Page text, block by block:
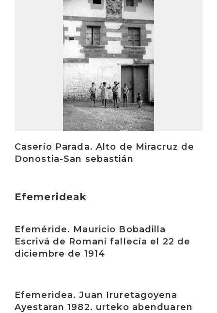
Caserío Parada. Alto de Miracruz de
Donostia-San sebastián
Efemerideak
Efeméride. Mauricio Bobadilla
Escrivá de Romaní fallecía el 22 de
diciembre de 1914
Efemeridea. Juan Iruretagoyena
Ayestaran 1982. urteko abenduaren